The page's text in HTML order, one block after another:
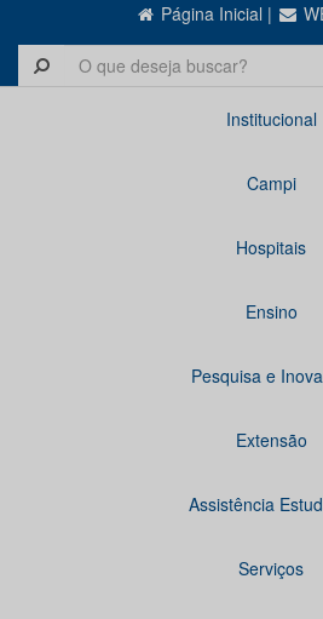
Página Inicial |
Institucional
Campi
Hospitais
Ensino
Pesquisa e
Extensão
Assistência
Serviços